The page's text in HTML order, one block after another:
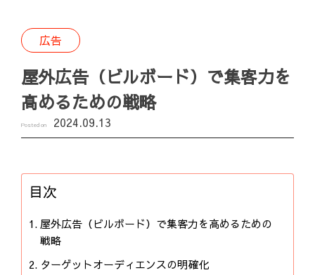
広告
屋外広告（ビルボード）で集客力を
高めるための戦略
Posted on 2024.09.13
目次
屋外広告（ビルボード）で集客力を高めるための
戦略
ターゲットオーディエンスの明確化